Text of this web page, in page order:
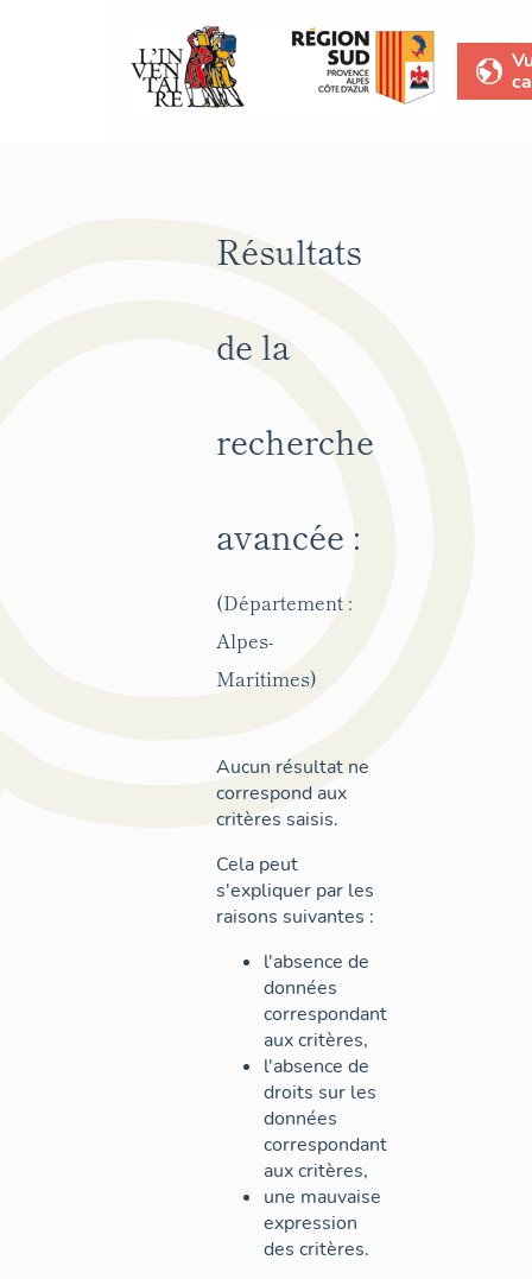
Résultats
de la
recherche
avancée :
(Département :
Alpes-
Maritimes)
Aucun résultat ne
correspond aux
critères saisis.
Cela peut
s'expliquer par les
raisons suivantes :
l'absence de
données
correspondant
aux critères,
l'absence de
droits sur les
données
correspondant
aux critères,
une mauvaise
expression
des critères.